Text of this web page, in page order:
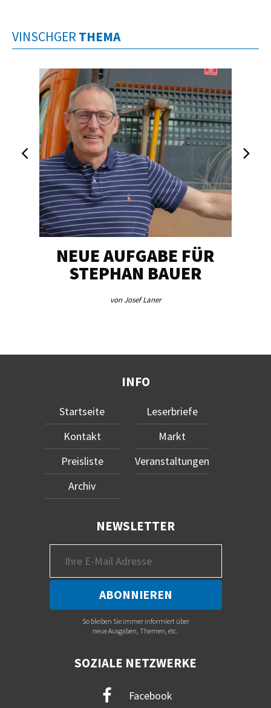
VINSCHGER THEMA
NEUE AUFGABE FÜR
STEPHAN BAUER
von Josef Laner
INFO
Startseite
Kontakt
Preisliste
Archiv
Leserbriefe
Markt
Veranstaltungen
NEWSLETTER
So bleiben Sie immer informiert über
neue Ausgaben, Themen, etc.
SOZIALE NETZWERKE
Facebook